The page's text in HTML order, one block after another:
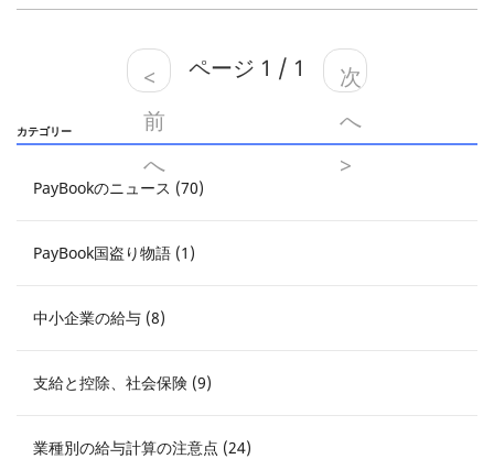
<
前
へ
ページ 1 / 1
次
へ
>
カテゴリー
PayBookのニュース (70)
PayBook国盗り物語 (1)
中小企業の給与 (8)
支給と控除、社会保険 (9)
業種別の給与計算の注意点 (24)